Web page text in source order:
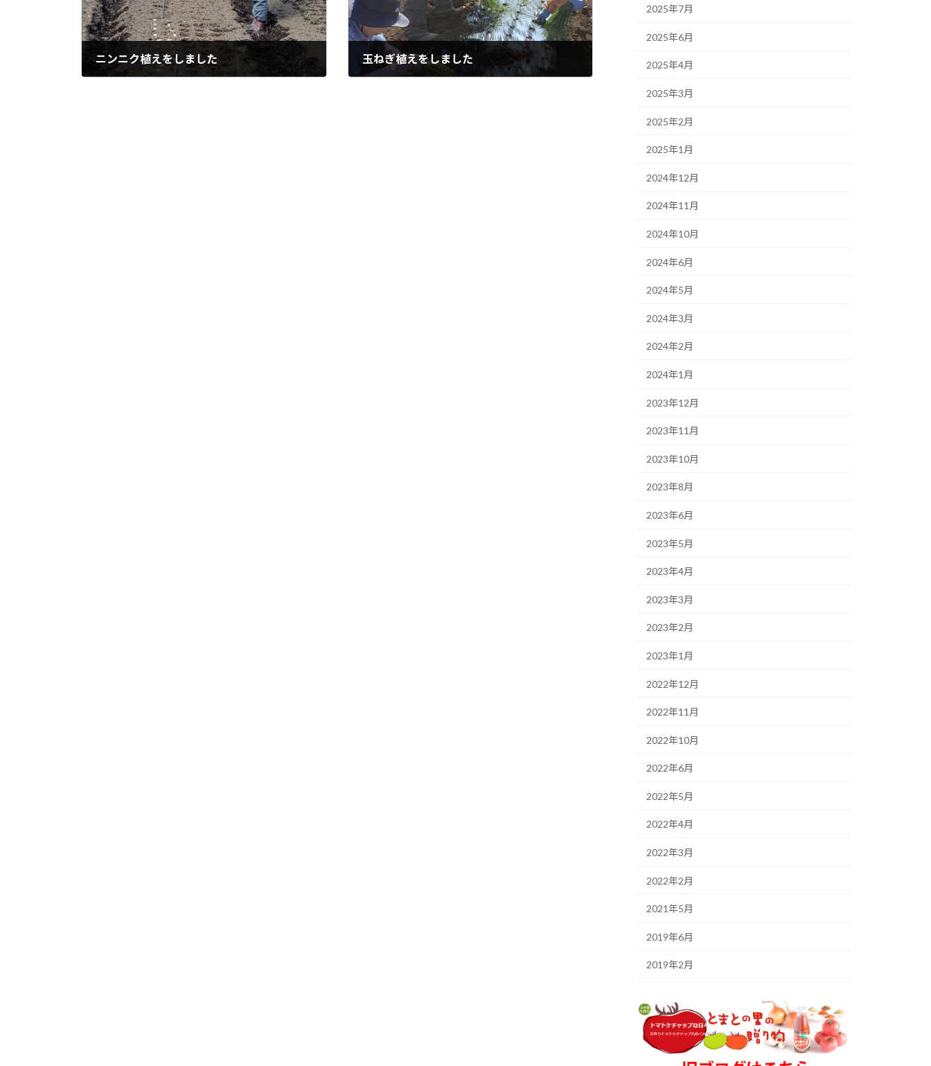
ニンニク植えをしました 玉ねぎ植えをしました
2025年7月
2025年6月
2025年4月
2025年3月
2025年2月
2025年1月
2024年12月
2024年11月
2024年10月
2024年6月
2024年5月
2024年3月
2024年2月
2024年1月
2023年12月
2023年11月
2023年10月
2023年8月
2023年6月
2023年5月
2023年4月
2023年3月
2023年2月
2023年1月
2022年12月
2022年11月
2022年10月
2022年6月
2022年5月
2022年4月
2022年3月
2022年2月
2021年5月
2019年6月
2019年2月